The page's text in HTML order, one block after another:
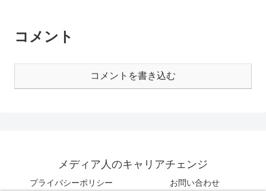
コメント
コメントを書き込む
メディア人のキャリアチェンジ
プライバシーポリシー お問い合わせ